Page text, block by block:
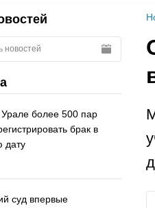
новостей
более 500 пар
брак в
дату
суд впервые